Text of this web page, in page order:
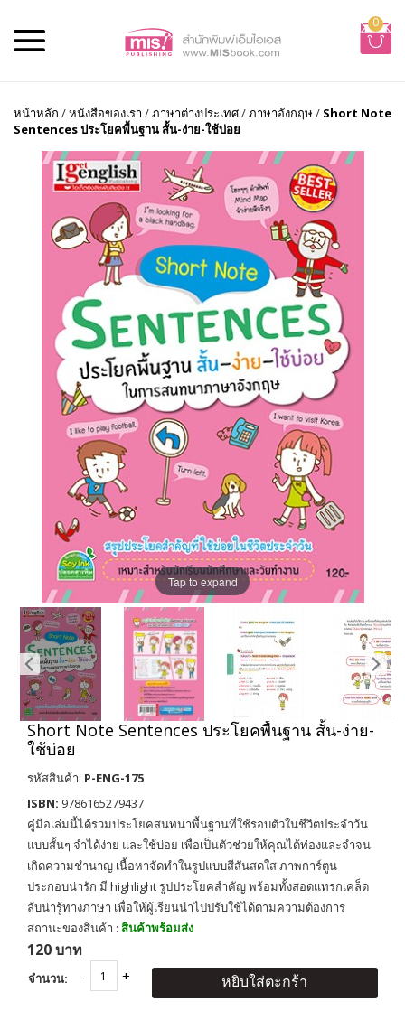
0
หน้าหลัก /หนังสือของเรา /ภาษาต่างประเทศ/ภาษาอังกฤษ / Short Note
Sentences ประโยคพื้นฐาน สั้น-ง่าย-ใช้บ่อย
Tap to expand
Short Note Sentences ประโยคพื้นฐาน สั้น-ง่าย-
ใช้บ่อย
รหัสสินค้า: P-ENG-175
ISBN: 9786165279437
คู่มือเล่มนี้ได้รวมประโยคสนทนาพื้นฐานที่ใช้รอบตัวในชีวิตประจำวัน
แบบสั้นๆ จำได้ง่าย และใช้บ่อย เพื่อเป็นตัวช่วยให้คุณได้ท่องและจำจน
เกิดความชำนาญ เนื้อหาจัดทำในรูปแบบสีสันสดใส ภาพการ์ตูน
ประกอบน่ารัก มี highlight รูปประโยคสำคัญ พร้อมทั้งสอดแทรกเคล็ด
ลับน่ารู้ทางภาษา เพื่อให้ผู้เรียนนำไปปรับใช้ได้ตามความต้องการ
สถานะของสินค้า : สินค้าพร้อมส่ง
120 บาท
จำนวน: หยิบใส่ตะกร้า